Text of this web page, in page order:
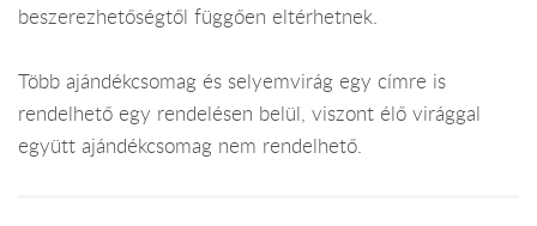
beszerezhetőségtől függően eltérhetnek.
Több ajándékcsomag és selyemvirág egy címre is
rendelhető egy rendelésen belül, viszont élő virággal
együtt ajándékcsomag nem rendelhető.